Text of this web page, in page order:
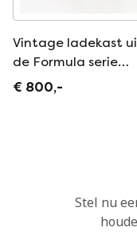
Vintage ladekast
de Formula serie
van Kempkes
€ 800,-
Stel nu